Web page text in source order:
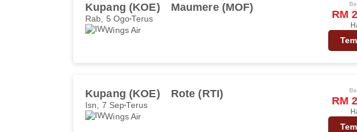
Kupang (KOE) Maumere (MOF)
Rab, 5 OgoTerus
Wings Air
RM
Kupang (KOE) Rote (RTI)
Isn, 7 SepTerus
Wings Air
RM